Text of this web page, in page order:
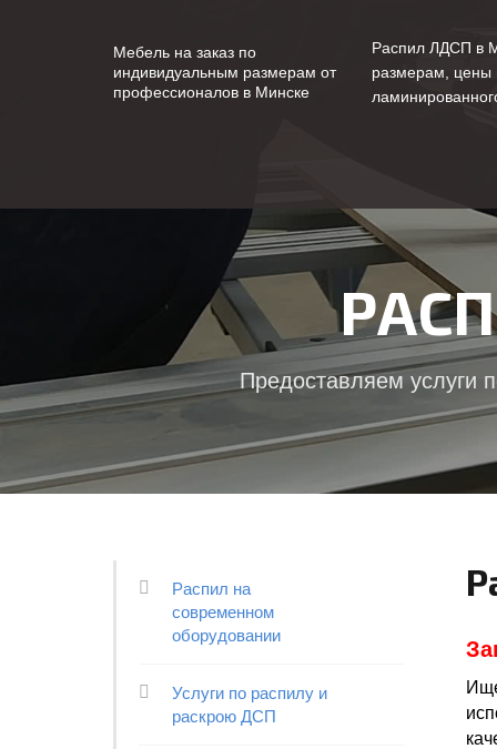
Мебель на заказ по
индивидуальным размерам от
профессионалов в Минске
Распил ЛДСП в
размерам, цены
Предоставляем услуги
Распил на
современном
оборудовании
Услуги по распилу и
раскрою ДСП